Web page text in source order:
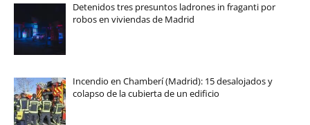
Detenidos tres presuntos ladrones in fraganti por
robos en viviendas de Madrid
Incendio en Chamberí (Madrid): 15 desalojados y
colapso de la cubierta de un edificio